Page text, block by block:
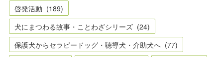
啓発活動 (189)
犬にまつわる故事・ことわざシリーズ (24)
保護犬からセラピードッグ・聴導犬・介助犬へ (77)